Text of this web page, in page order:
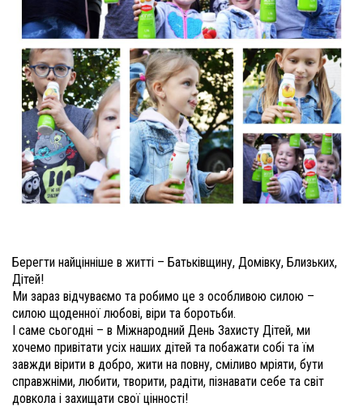
Берегти найцінніше в житті – Батьківщину, Домівку, Близьких,
Дітей!
Ми зараз відчуваємо та робимо це з особливою силою –
силою щоденної любові, віри та боротьби.
І саме сьогодні – в Міжнародний День Захисту Дітей, ми
хочемо привітати усіх наших дітей та побажати собі та їм
завжди вірити в добро, жити на повну, сміливо мріяти, бути
справжніми, любити, творити, радіти, пізнавати себе та світ
довкола і захищати свої цінності!